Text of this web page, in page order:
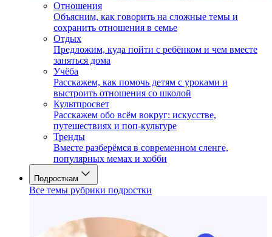
Отношения
Объясним, как говорить на сложные темы и
сохранить отношения в семье
Отдых
Предложим, куда пойти с ребёнком и чем вместе
заняться дома
Учёба
Расскажем, как помочь детям с уроками и
выстроить отношения со школой
Культпросвет
Расскажем обо всём вокруг: искусстве,
путешествиях и поп-культуре
Тренды
Вместе разберёмся в современном сленге,
популярных мемах и хобби
Подросткам
Все темы рубрики подростки